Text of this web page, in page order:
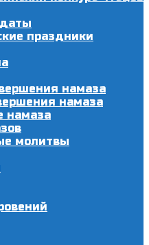
праздники
намаза
намаза
намаза
молитвы